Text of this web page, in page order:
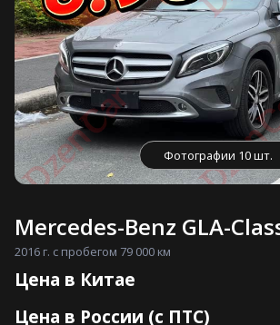
Фотографии 10 шт.
Mercedes-Benz GLA-
2016 г. с пробегом 79 000 км
Цена в Китае
Цена в России (с ПТС)